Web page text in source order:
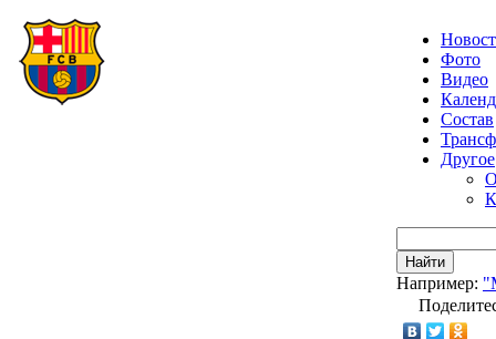
Фото
Видео
Состав
Другое
Найти
Например: